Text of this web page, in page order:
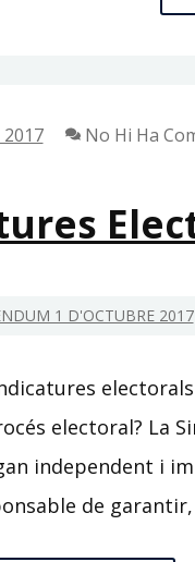
No Hi Ha
1 D'OCTUBRE 2017
electoral? La
independent i
de